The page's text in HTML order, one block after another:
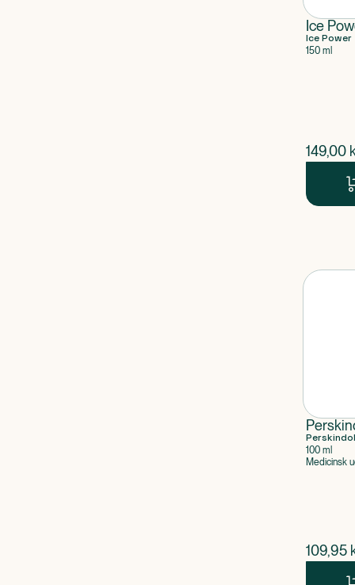
Ice
Ice Power
150 ml
$
149,00
Perskindol
100 ml
Medicinsk
$
109,95